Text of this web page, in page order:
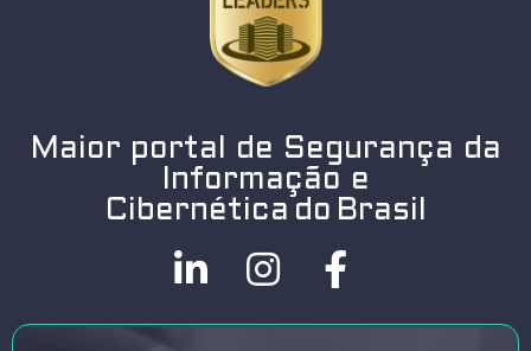
Maior portal de Segurança da
Informação e
Cibernética do Brasil